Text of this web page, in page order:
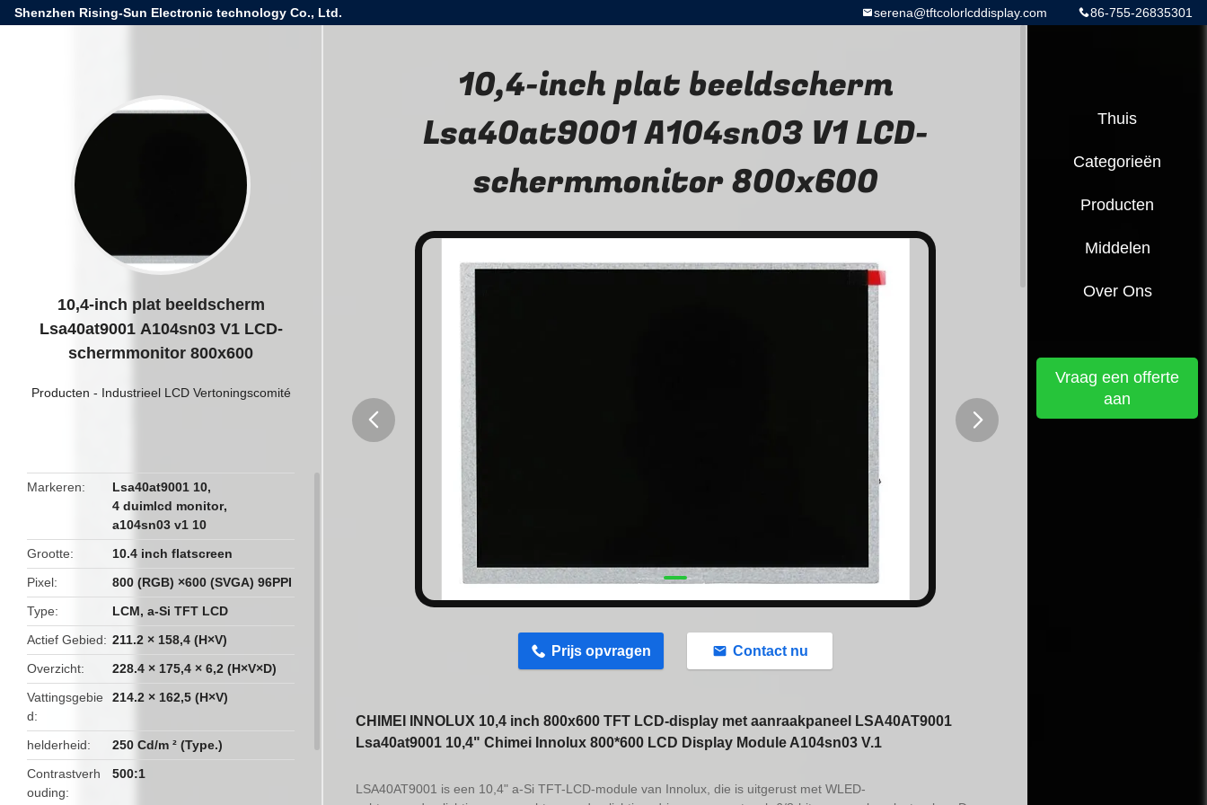
Shenzhen Rising-Sun Electronic technology Co., Ltd. 86-755-26835301
serena@tftcolorlcddisplay.com
10,4-inch plat beeldscherm
Lsa40at9001 A104sn03 V1 LCD-
schermmonitor 800x600
Producten - Industrieel LCD Vertoningscomité
Markeren Lsa40at9001 10,
4 duimlcd monitor,
a104sn03 v1 10
Grootte
10.4 inch flatscreen
Pixel
800 (RGB) ×600 (SVGA) 96PPI
Type
LCM, a-Si TFT LCD
Actief Gebied
211.2 × 158,4 (H×V)
Overzicht
228.4 × 175,4 × 6,2 (H×V×D)
Vattingsgebie
d
214.2 × 162,5 (H×V)
helderheid
250 Cd/m ² (Type.)
Contrastverh
ouding
500:1
10,4-inch plat beeldscherm
Lsa40at9001 A104sn03 V1 LCD-
schermmonitor 800x600
Prijs opvragen Contact nu
CHIMEI INNOLUX 10,4 inch 800x600 TFT LCD-display met aanraakpaneel LSA40AT9001
Lsa40at9001 10,4" Chimei Innolux 800*600 LCD Display Module A104sn03 V.1
LSA40AT9001 is een 10,4" a-Si TFT-LCD-module van Innolux, die is uitgerust met WLED-
Thuis
Categorieën
Producten
Middelen
Over Ons
Vraag een offerte
aan